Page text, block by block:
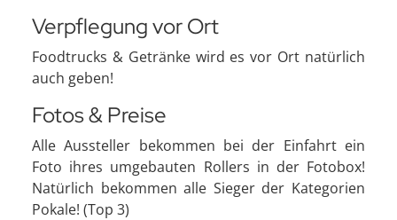
Verpflegung vor Ort
Foodtrucks & Getränke wird es vor Ort natürlich
auch geben!
Fotos & Preise
Alle Aussteller bekommen bei der Einfahrt ein
Foto ihres umgebauten Rollers in der Fotobox!
Natürlich bekommen alle Sieger der Kategorien
Pokale! (Top 3)